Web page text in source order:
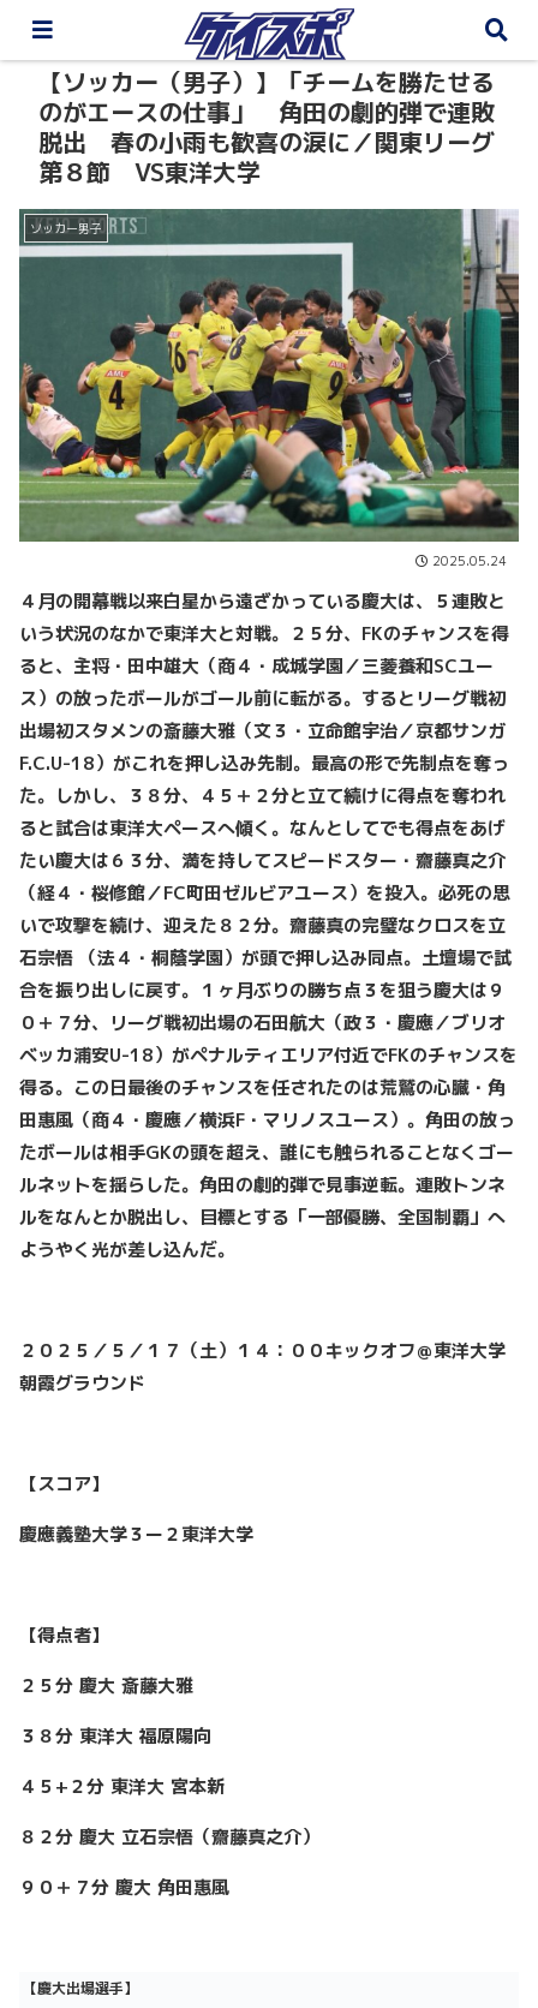
【ソッカー（男子）】「チームを勝たせる
のがエースの仕事」 角田の劇的弾で連敗
脱出 春の小雨も歓喜の涙に／関東リーグ
第８節 VS東洋大学
ソッカー男子
2025.05.24
４月の開幕戦以来白星から遠ざかっている慶大は、５連敗と
いう状況のなかで東洋大と対戦。２５分、FKのチャンスを得
ると、主将・田中雄大（商４・成城学園／三菱養和SCユー
ス）の放ったボールがゴール前に転がる。するとリーグ戦初
出場初スタメンの斎藤大雅（文３・立命館宇治／京都サンガ
F.C.U-18）がこれを押し込み先制。最高の形で先制点を奪っ
た。しかし、３８分、４５＋２分と立て続けに得点を奪われ
ると試合は東洋大ペースへ傾く。なんとしてでも得点をあげ
たい慶大は６３分、満を持してスピードスター・齋藤真之介
（経４・桜修館／FC町田ゼルビアユース）を投入。必死の思
いで攻撃を続け、迎えた８２分。齋藤真の完璧なクロスを立
石宗悟 （法４・桐蔭学園）が頭で押し込み同点。土壇場で試
合を振り出しに戻す。１ヶ月ぶりの勝ち点３を狙う慶大は９
０＋７分、リーグ戦初出場の石田航大（政３・慶應／ブリオ
ベッカ浦安U-18）がペナルティエリア付近でFKのチャンスを
得る。この日最後のチャンスを任されたのは荒鷲の心臓・角
田惠風（商４・慶應／横浜F・マリノスユース）。角田の放っ
たボールは相手GKの頭を超え、誰にも触られることなくゴー
ルネットを揺らした。角田の劇的弾で見事逆転。連敗トンネ
ルをなんとか脱出し、目標とする「一部優勝、全国制覇」へ
ようやく光が差し込んだ。
２０２５／５／１７（土）１４：００キックオフ＠東洋大学
朝霞グラウンド
【スコア】
慶應義塾大学３ー２東洋大学
【得点者】
２５分 慶大 斎藤大雅
３８分 東洋大 福原陽向
４５+２分 東洋大 宮本新
８２分 慶大 立石宗悟（齋藤真之介）
９０＋７分 慶大 角田惠風
【慶大出場選手】